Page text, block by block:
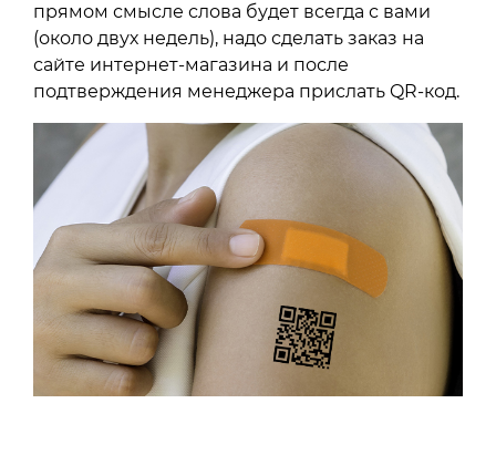
прямом смысле слова будет всегда с вами
(около двух недель), надо сделать заказ на
сайте интернет-магазина и после
подтверждения менеджера прислать QR-код.